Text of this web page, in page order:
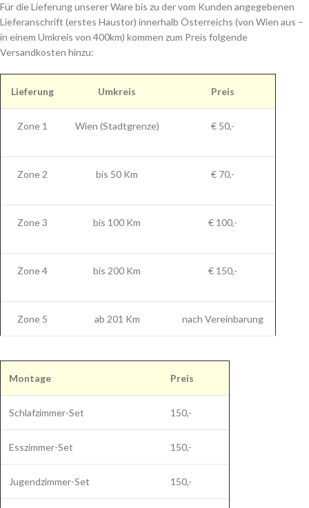
Für die Lieferung unserer Ware bis zu der vom Kunden angegebenen
Lieferanschrift (erstes Haustor) innerhalb Österreichs (von Wien aus –
in einem Umkreis von 400km) kommen zum Preis folgende
Versandkosten hinzu:
Lieferung Umkreis Preis
Zone 1 Wien (Stadtgrenze) € 50,-
Zone 2 bis 50 Km € 70,-
Zone 3 bis 100 Km € 100,-
Zone 4 bis 200 Km € 150,-
Zone 5 ab 201 Km nach Vereinbarung
Montage Preis
Schlafzimmer-Set 150,-
Esszimmer-Set 150,-
Jugendzimmer-Set 150,-